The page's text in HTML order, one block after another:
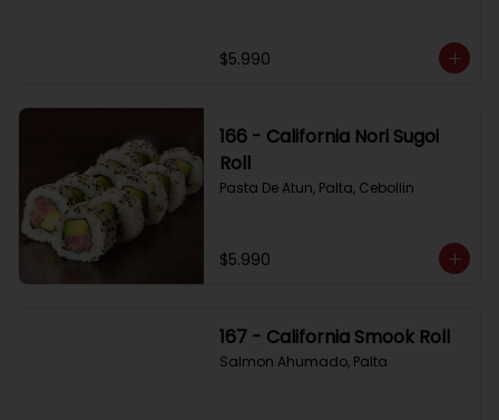
$5.990
166 - California Nori Sugoi
Roll
Pasta De Atun, Palta, Cebollin
$5.990
167 - California Smook Roll
Salmon Ahumado, Palta